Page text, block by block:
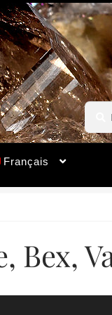
pour :
Français
Bex,